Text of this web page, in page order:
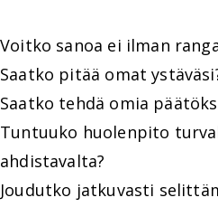
Voitko sanoa ei ilman
Saatko pitää omat
Saatko tehdä omia
Tuntuuko huolenpito
ahdistavalta?
Joudutko jatkuvasti